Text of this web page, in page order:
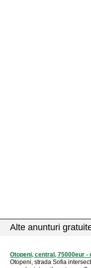
Alte anunturi
Otopeni, central, 75000eur -
Otopeni, strada Sofia